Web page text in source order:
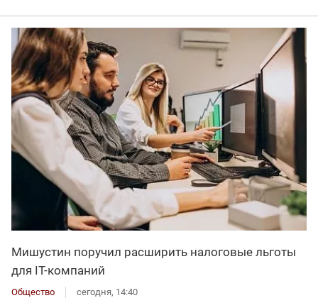
Мишустин поручил расширить налоговые льготы
для IT-компаний
Общество сегодня, 14:40